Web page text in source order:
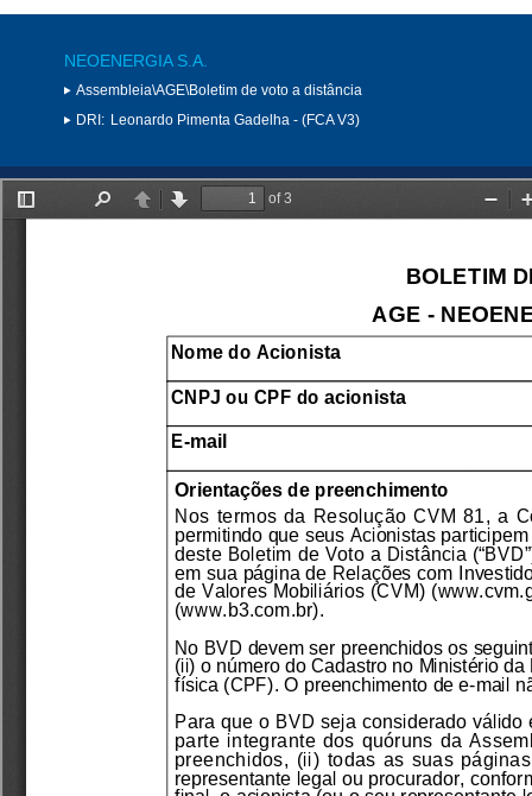
NEOENERGIA S.A.
Assembleia\AGE\Boletim de voto a distância
DRI: Leonardo Pimenta Gadelha - (FCA V3)